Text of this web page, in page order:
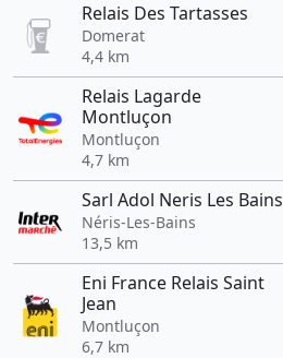
Relais Des Tartasses
Domerat
4,4 km
Relais Lagarde
Montluçon
Montluçon
4,7 km
Sarl Adol Neris Les Bains
Néris-Les-Bains
13,5 km
Eni France Relais Saint
Jean
Montluçon
6,7 km